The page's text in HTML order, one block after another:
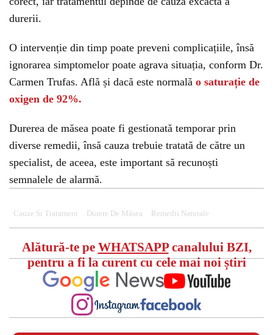
durerii.
O intervenție din timp poate preveni complicațiile, însă
ignorarea simptomelor poate agrava situația, conform Dr.
Carmen Trufas. Află și dacă este normală o saturație de
oxigen de 92%.
Durerea de măsea poate fi gestionată temporar prin
diverse remedii, însă cauza trebuie tratată de către un
specialist, de aceea, este important să recunoști
semnalele de alarmă.
Cauze Si Tratament Durere De Măsea Remedii Naturale
Alătură-te pe WHATSAPPcanalului BZI,
pentru a fi la curent cu cele mai noi știri